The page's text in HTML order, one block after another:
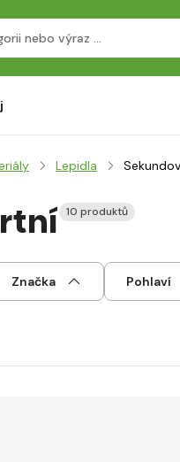
Lepidla
10 produktů
Značka Pohlaví